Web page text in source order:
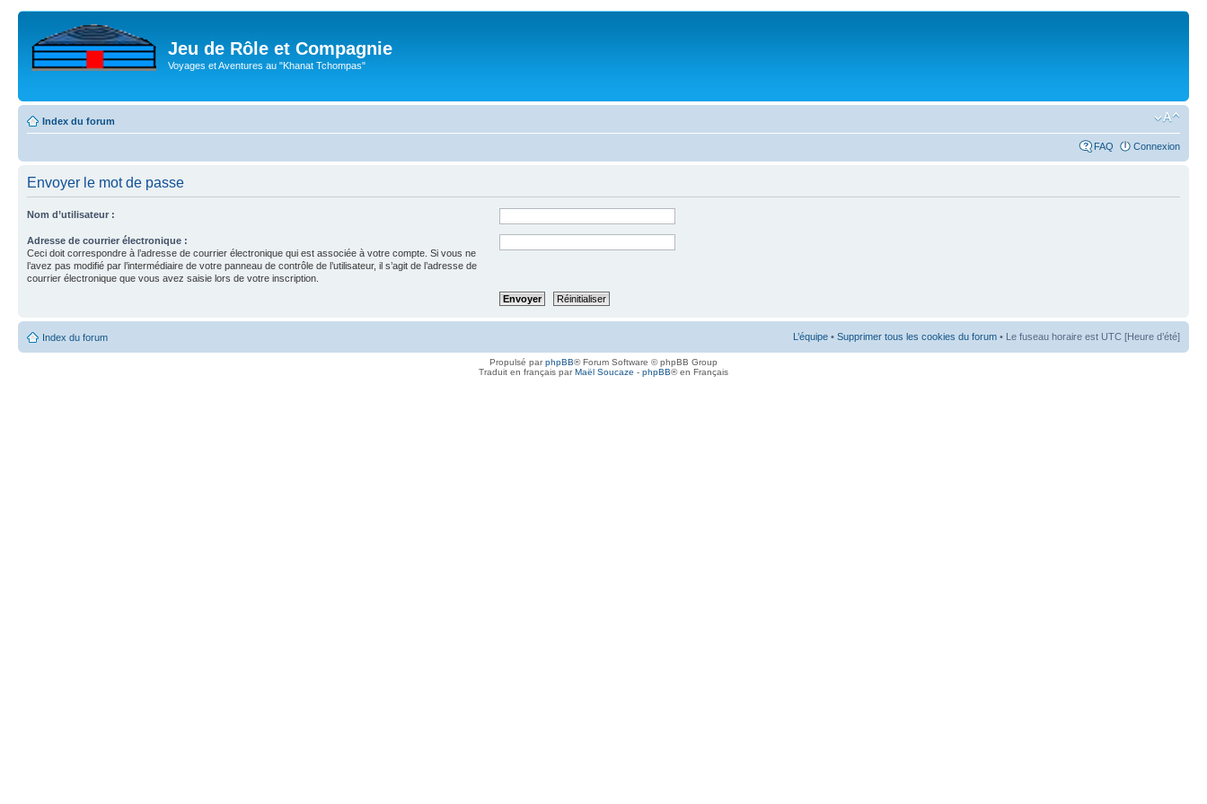
Jeu de Rôle et Compagnie
Voyages et Aventures au "Khanat Tchompas"
Index du forum
FAQ Connexion
Envoyer le mot de passe
Nom d’utilisateur :
Adresse de courrier électronique :
Ceci doit correspondre à l’adresse de courrier électronique qui est associée à votre compte. Si vous ne
l’avez pas modifié par l’intermédiaire de votre panneau de contrôle de l’utilisateur, il s’agit de l’adresse de
courrier électronique que vous avez saisie lors de votre inscription.
Index du forum L’équipe • Supprimer tous les cookies du forum • Le fuseau horaire est UTC [Heure d’été]
Propulsé parphpBB® Forum Software © phpBB Group
Traduit en français parMaël Soucaze - phpBB® en Français